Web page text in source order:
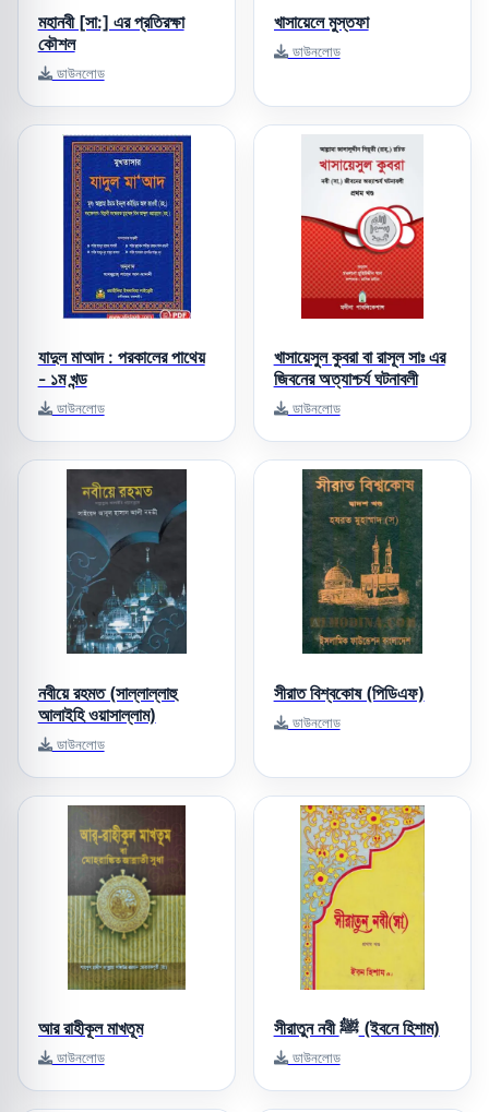
মহানবী [সা:] এর প্রতিরক্ষা
কৌশল
ডাউনলোড
খাসায়েলে মুস্তফা
ডাউনলোড
যাদুল মাআদ : পরকালের পাথেয়
- ১ম খন্ড
ডাউনলোড
খাসায়েসুল কুবরা বা রাসূল সাঃ এর
জিবনের অত্যাশ্চর্য ঘটনাবলী
ডাউনলোড
নবীয়ে রহমত (সাল্লাল্লাহু
আলাইহি ওয়াসাল্লাম)
ডাউনলোড
সীরাত বিশ্বকোষ (পিডিএফ)
ডাউনলোড
আর রাহীকূল মাখতূম
ডাউনলোড
সীরাতুন নবী ﷺ (ইবনে হিশাম)
ডাউনলোড